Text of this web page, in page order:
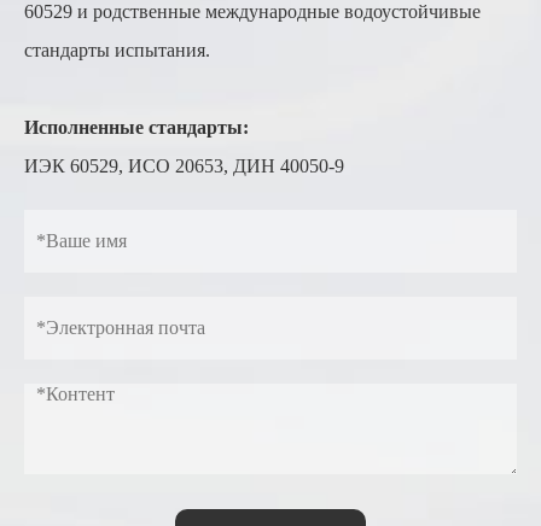
60529 и родственные международные водоустойчивые
стандарты испытания.
Исполненные стандарты:
ИЭК 60529, ИСО 20653, ДИН 40050-9